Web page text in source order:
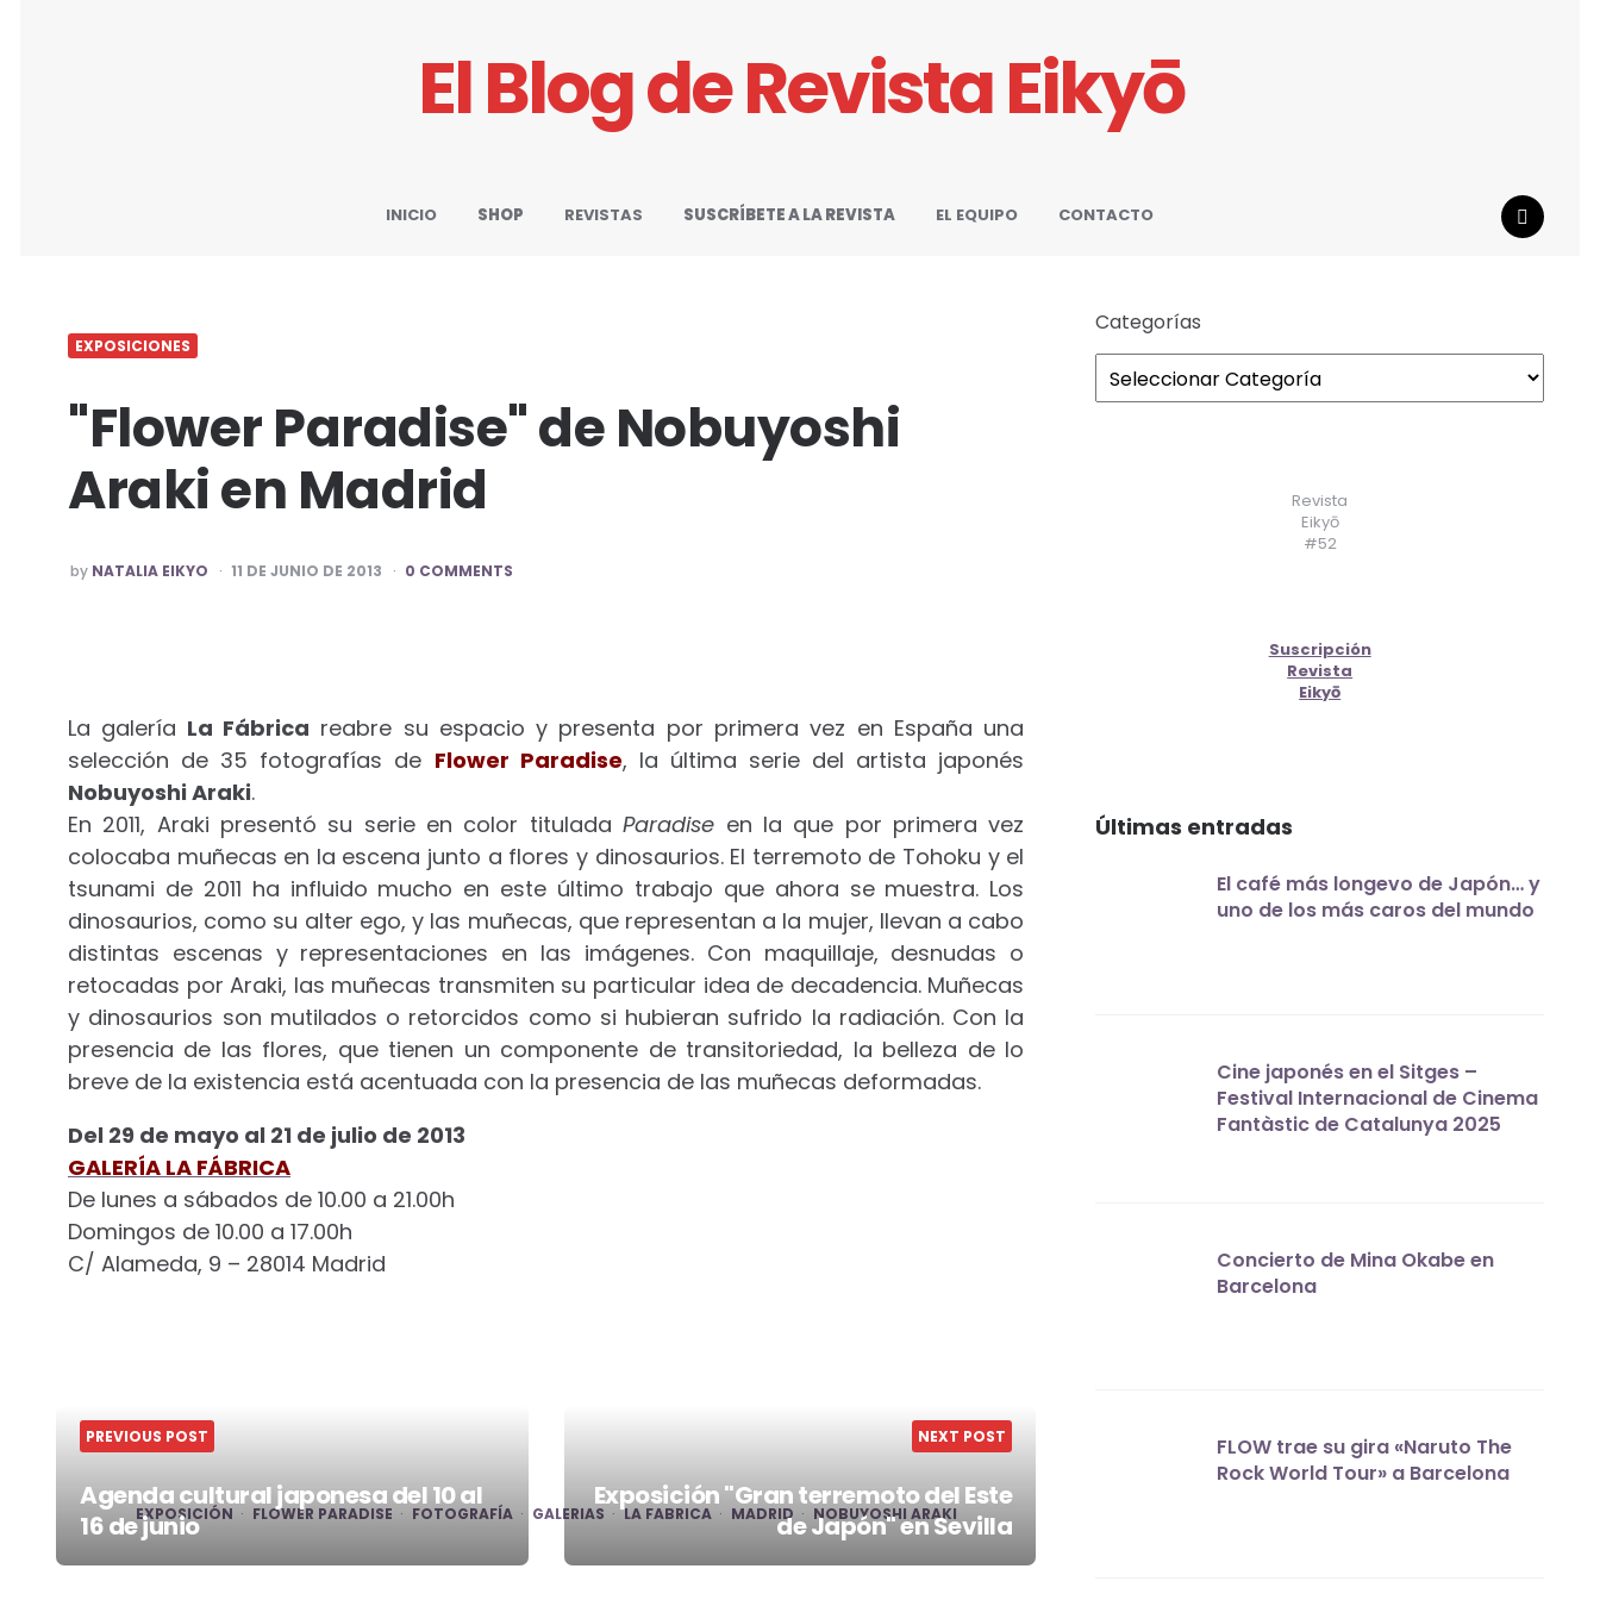
El Blog de Revista Eikyō
INICIO SHOP REVISTAS SUSCRÍBETE A LA REVISTA EL EQUIPO
CONTACTO
EXPOSICIONES
"Flower Paradise" de Nobuyoshi
Araki en Madrid
POSTED
BY
by NATALIA EIKYO 11 DE JUNIO DE 2013 0 COMMENTS
La galería La Fábrica reabre su espacio y presenta por primera vez en España una
selección de 35 fotografías de Flower Paradise, la última serie del artista japonés
Nobuyoshi Araki.
En 2011, Araki presentó su serie en color tituladaParadise en la que por primera vez
colocaba muñecas en la escena junto a flores y dinosaurios. El terremoto de Tohoku y el
tsunami de 2011 ha influido mucho en este último trabajo que ahora se muestra. Los
dinosaurios, como su alter ego, y las muñecas, que representan a la mujer, llevan a cabo
distintas escenas y representaciones en las imágenes. Con maquillaje, desnudas o
retocadas por Araki, las muñecas transmiten su particular idea de decadencia. Muñecas
y dinosaurios son mutilados o retorcidos como si hubieran sufrido la radiación. Con la
presencia de las flores, que tienen un componente de transitoriedad, la belleza de lo
breve de la existencia está acentuada con la presencia de las muñecas deformadas.
Del 29 de mayo al 21 de julio de 2013
GALERÍA LA FÁBRICA
De lunes a sábados de 10.00 a 21.00h
Domingos de 10.00 a 17.00h
C/ Alameda, 9 – 28014 Madrid
EXPOSICIÓN FLOWER PARADISE FOTOGRAFÍA GALERIAS LA FABRICA MADRID NOBUYOSHI ARAKI
Post
PREVIOUS POST
Agenda cultural japonesa del 10 al
16 de junio
NEXT POST
Exposición "Gran terremoto del Este
de Japón" en Sevilla
Categorías
Revista
Eikyō
#52
Suscripción
Revista
Eikyō
Últimas entradas
El café más longevo de Japón… y
uno de los más caros del mundo
Cine japonés en el Sitges –
Festival Internacional de Cinema
Fantàstic de Catalunya 2025
Concierto de Mina Okabe en
Barcelona
FLOW trae su gira «Naruto The
Rock World Tour» a Barcelona